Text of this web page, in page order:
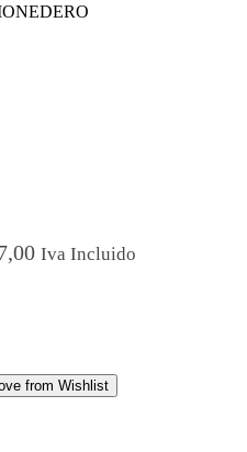
Iva Incluido
from Wishlist